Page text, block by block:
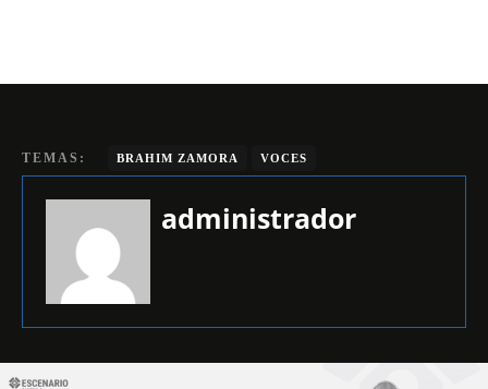
TEMAS: BRAHIM ZAMORA VOCES
administrador